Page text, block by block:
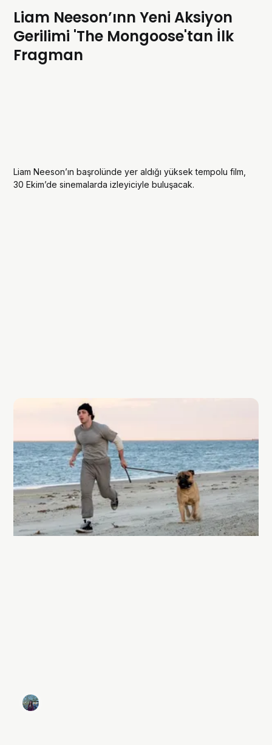
Liam Neeson’ınn Yeni Aksiyon
Gerilimi 'The Mongoose'tan İlk
Fragman
Liam Neeson’ın başrolünde yer aldığı yüksek tempolu film,
30 Ekim’de sinemalarda izleyiciyle buluşacak.